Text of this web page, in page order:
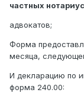
частных
адвокатов;
Форма
месяца,
И декларацию по
форма 240.00: